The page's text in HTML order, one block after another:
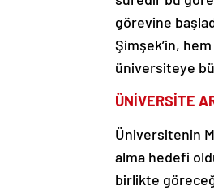
görevine
Şimşek’in,
üniversiteye
ÜNİVERSİTE
Üniversitenin
alma hedefi
birlikte